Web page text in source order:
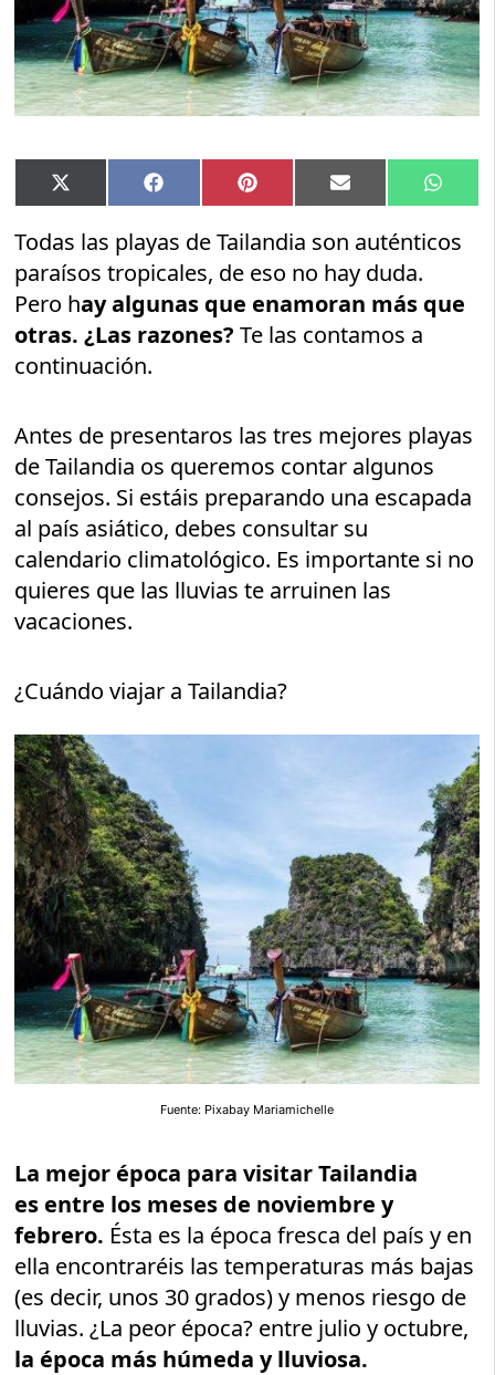
Compartir
en
X
(Twitter)
Compartir
en
Facebook Compartir
en
Pinterest Compartir
en
Email
en
Todas las playas de Tailandia son auténticos
paraísos tropicales, de eso no hay duda.
Pero hay algunas que enamoran más que
otras. ¿Las razones? Te las contamos a
continuación.
Antes de presentaros las tres mejores playas
de Tailandia os queremos contar algunos
consejos. Si estáis preparando una escapada
al país asiático, debes consultar su
calendario climatológico. Es importante si no
quieres que las lluvias te arruinen las
vacaciones.
¿Cuándo viajar a Tailandia?
Fuente: Pixabay Mariamichelle
La mejor época para visitar Tailandia
es entre los meses de noviembre y
febrero. Ésta es la época fresca del país y en
ella encontraréis las temperaturas más bajas
(es decir, unos 30 grados) y menos riesgo de
lluvias. ¿La peor época? entre julio y octubre,
la época más húmeda y lluviosa.